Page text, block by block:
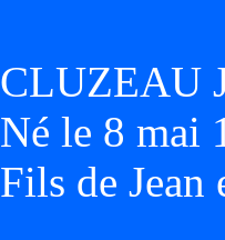
CLUZEAU
Né le 8 mai
Fils de Jean